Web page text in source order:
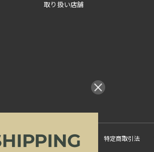
取り扱い店舗
ご利用ガイド よくある質問 特定商取引法